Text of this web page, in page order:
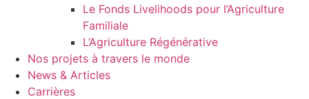
Le Fonds Livelihoods pour l’Agriculture
Familiale
L’Agriculture Régénérative
Nos projets à travers le monde
News & Articles
Carrières